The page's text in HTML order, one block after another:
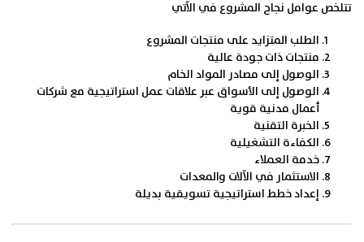
تتلخص عوامل نجاح المشروع في الآتي
الطلب المتزايد على منتجات المشروع
منتجات ذات جودة عالية
الوصول إلى مصادر المواد الخام
الوصول إلى الأسواق عبر علاقات عمل استراتيجية مع شركات
أعمال مدنية قوية
الخبرة التقنية
الكفاءة التشغيلية
خدمة العملاء
الاستثمار في الآلات والمعدات
إعداد خطط استراتيجية تسويقية بديلة